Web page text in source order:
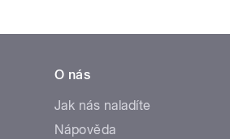
O nás
Jak nás naladíte
Nápověda